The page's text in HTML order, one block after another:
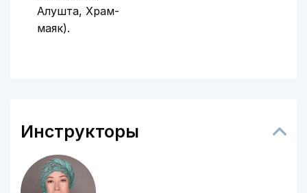
Алушта, Храм-
маяк).
Инструкторы